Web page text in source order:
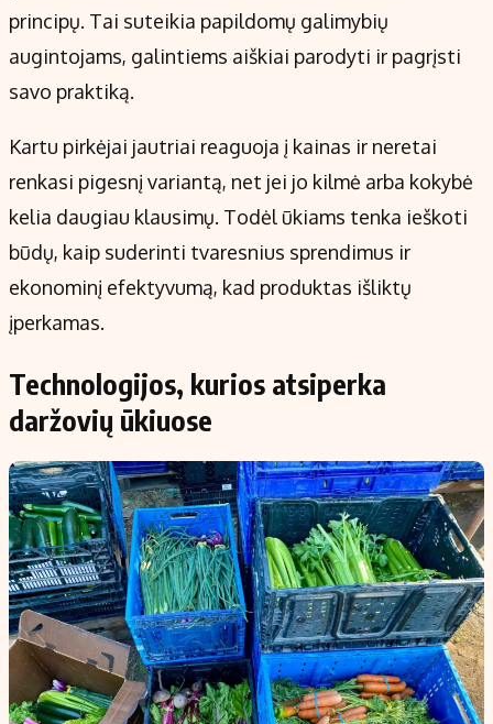
principų. Tai suteikia papildomų galimybių
augintojams, galintiems aiškiai parodyti ir pagrįsti
savo praktiką.
Kartu pirkėjai jautriai reaguoja į kainas ir neretai
renkasi pigesnį variantą, net jei jo kilmė arba kokybė
kelia daugiau klausimų. Todėl ūkiams tenka ieškoti
būdų, kaip suderinti tvaresnius sprendimus ir
ekonominį efektyvumą, kad produktas išliktų
įperkamas.
Technologijos, kurios atsiperka
daržovių ūkiuose